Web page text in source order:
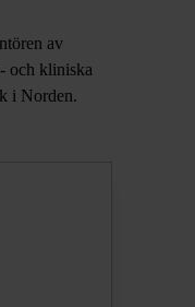
av
och kliniska
i Norden.